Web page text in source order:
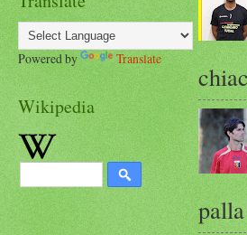
Powered by Translate
Wikipedia